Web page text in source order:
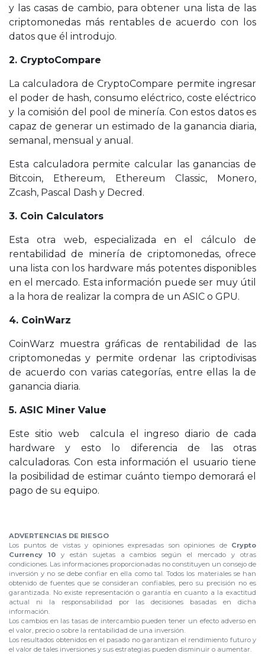
y las casas de cambio, para obtener una lista de las
criptomonedas más rentables de acuerdo con los
datos que él introdujo.
2. CryptoCompare
La calculadora de CryptoCompare permite ingresar
el poder de hash, consumo eléctrico, coste eléctrico
y la comisión del pool de minería. Con estos datos es
capaz de generar un estimado de la ganancia diaria,
semanal, mensual y anual.
Esta calculadora permite calcular las ganancias de
Bitcoin, Ethereum, Ethereum Classic, Monero,
Zcash, Pascal Dash y Decred.
3. Coin Calculators
Esta otra web, especializada en el cálculo de
rentabilidad de minería de criptomonedas, ofrece
una lista con los hardware más potentes disponibles
en el mercado. Esta información puede ser muy útil
a la hora de realizar la compra de un ASIC o GPU.
4. CoinWarz
CoinWarz muestra gráficas de rentabilidad de las
criptomonedas y permite ordenar las criptodivisas
de acuerdo con varias categorías, entre ellas la de
ganancia diaria.
5. ASIC Miner Value
Este sitio web calcula el ingreso diario de cada
hardware y esto lo diferencia de las otras
calculadoras. Con esta información el usuario tiene
la posibilidad de estimar cuánto tiempo demorará el
pago de su equipo.
ADVERTENCIAS DE RIESGO
Los puntos de vistas y opiniones expresadas son opiniones de Crypto
Currency 10y están sujetas a cambios según el mercado y otras
condiciones. Las informaciones proporcionadas no constituyen un consejo de
inversión y no se debe confiar en ella como tal. Todos los materiales se han
obtenido de fuentes que se consideran confiables, pero su precisión no es
garantizada. No existe representación o garantía en cuanto a la exactitud
actual ni la responsabilidad por las decisiones basadas en dicha
información.
Los cambios en las tasas de intercambio pueden tener un efecto adverso en
el valor, precio o sobre la rentabilidad de una inversión.
Los resultados obtenidos en el pasado no garantizan el rendimiento futuro y
el valor de tales inversiones y sus estrategias pueden disminuir o aumentar.